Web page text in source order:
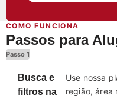
COMO FUNCIONA
Passos para
Passo 1
Busca e
filtros na
Use nossa
região, área